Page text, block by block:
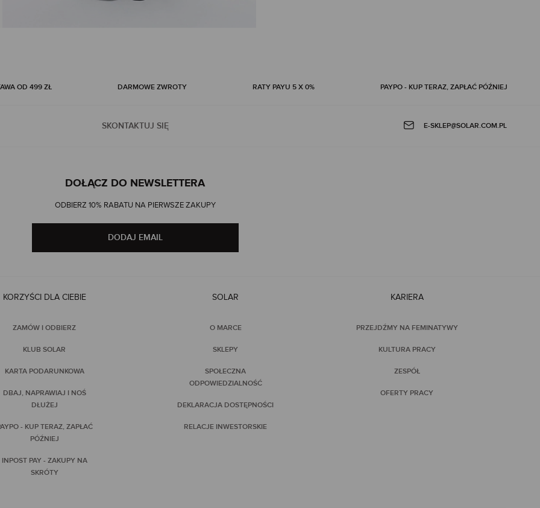
OD 499 ZŁ DARMOWE ZWROTY RATY PAYU 5 X 0% PAYPO - KUP TERAZ, ZAPŁAĆ PÓŹNIEJ
SKONTAKTUJ SIĘ E-SKLEP@SOLAR.COM.PL
DOŁĄCZ DO NEWSLETTERA
ODBIERZ 10% RABATU NA PIERWSZE ZAKUPY
DODAJ EMAIL
KORZYŚCI DLA CIEBIE
ZAMÓW I ODBIERZ
KLUB SOLAR
KARTA PODARUNKOWA
DBAJ, NAPRAWIAJ I NOŚ
DŁUŻEJ
- KUP TERAZ, ZAPŁAĆ
PÓŹNIEJ
INPOST PAY - ZAKUPY NA
SKRÓTY
SOLAR
O MARCE
SKLEPY
SPOŁECZNA
ODPOWIEDZIALNOŚĆ
DEKLARACJA DOSTĘPNOŚCI
RELACJE INWESTORSKIE
KARIERA
PRZEJDŹMY NA FEMINATYWY
KULTURA PRACY
ZESPÓŁ
OFERTY PRACY